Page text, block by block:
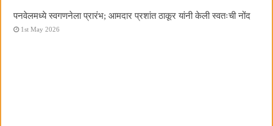
पनवेलमध्ये स्वगणनेला प्रारंभ; आमदार प्रशांत ठाकूर यांनी केली स्वतःची नोंद
1st May 2026